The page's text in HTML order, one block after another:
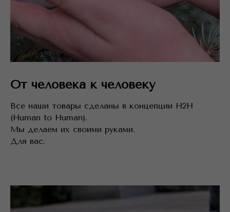
От человека к человеку
Все наши товары сделаны в концепции H2H
(Human to Human).
Мы делаем их своими руками.
Для вас.